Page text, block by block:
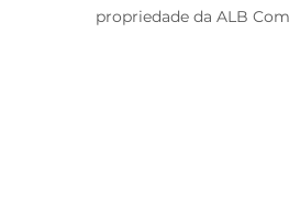
propriedade da ALB